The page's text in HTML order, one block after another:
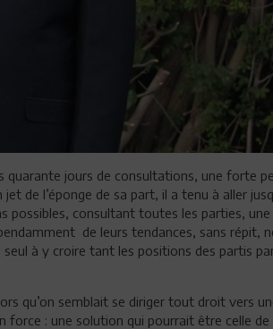
quarante jours de consultations, une forte
de l’éponge de sa part, il a tenu à aller
possibles, consultant toutes les parties, une
de leurs tendances, sans répit,
à y croire tant les positions des partis
qu’on semblait se diriger tout droit vers
force : une solution qui pourrait être celle de